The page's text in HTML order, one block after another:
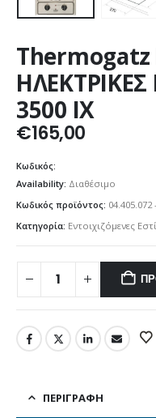
Thermogatz
ΗΛΕΚΤΡΙΚΕΣ
3500 IX
€165,00
Κωδικός:
Availability: Διαθέσιμο
Κωδικός προϊόντος: 04.405.072
Κατηγορία: Εντοιχιζόμενες
ΠΕΡΙΓΡΑΦΉ